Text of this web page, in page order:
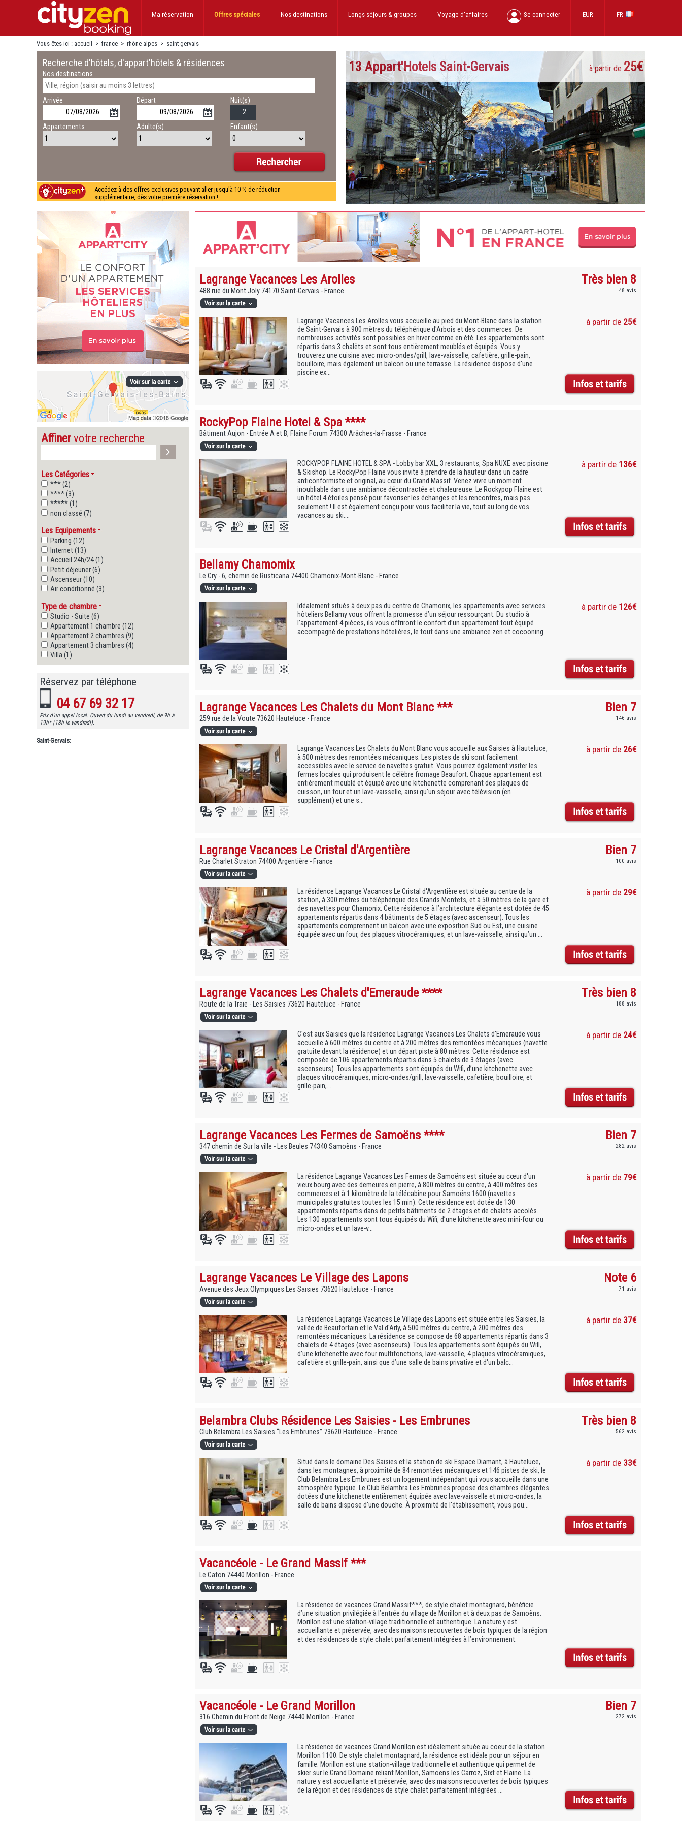
FR
EUR
Se connecter
Voyage d'affaires
Longs séjours& groupes
Nos destinations
Offres spéciales
Ma réservation
Vous êtes ici : accueil > france > rhône-alpes > saint-gervais
Recherche d'hôtels, d'appart'hôtels & résidences
Nos destinations
Arrivée Départ Nuit(s)
Appartements Adulte(s) Enfant(s)
Accédez à des offres exclusives pouvant aller jusqu'à 10 % de réduction
supplémentaire, dès votre première réservation !
13 Appart'Hotels Saint-Gervais à partir de 25€
Affinervotre recherche
Les Catégories
*** (2)
**** (3)
***** (1)
non classé (7)
Les Equipements
Parking (12)
Internet (13)
Accueil 24h/24 (1)
Petit déjeuner (6)
Ascenseur (10)
Air conditionné (3)
Type de chambre
Studio - Suite (6)
Appartement 1 chambre (12)
Appartement 2 chambres (9)
Appartement 3 chambres (4)
Villa (1)
Réservez par téléphone
04 67 69 32 17
Prix d'un appel local. Ouvert du lundi au vendredi, de 9h à
19h* (18h le vendredi).
Saint-Gervais:
Lagrange Vacances Les Arolles
488 rue du Mont Joly 74170 Saint-Gervais - France
Très bien 8
48 avis
Lagrange Vacances Les Arolles vous accueille au pied du Mont-Blanc dans la station
de Saint-Gervais à 900 mètres du téléphérique d'Arbois et des commerces. De
nombreuses activités sont possibles en hiver comme en été. Les appartements sont
répartis dans 3 chalêts et sont tous entièrement meublés et équipés. Vous y
trouverez une cuisine avec micro-ondes/grill, lave-vaisselle, cafetière, grille-pain,
bouilloire, mais également un balcon ou une terrasse. La résidence dispose d'une
piscine ex...
à partir de 25€
RockyPop Flaine Hotel & Spa ****
Bâtiment Aujon - Entrée A et B, Flaine Forum 74300 Arâches-la-Frasse - France
ROCKYPOP FLAINE HOTEL & SPA - Lobby bar XXL, 3 restaurants, Spa NUXE avec piscine
& Skishop. Le RockyPop Flaine vous invite à prendre de la hauteur dans un cadre
anticonformiste et original, au cœur du Grand Massif. Venez vivre un moment
inoubliable dans une ambiance décontractée et chaleureuse. Le Rockypop Flaine est
un hôtel 4 étoiles pensé pour favoriser les échanges et les rencontres, mais pas
seulement ! Il est également conçu pour vous faciliter la vie, tout au long de vos
vacances au ski....
à partir de 136€
Bellamy Chamomix
Le Cry - 6, chemin de Rusticana 74400 Chamonix-Mont-Blanc - France
Idéalement situés à deux pas du centre de Chamonix, les appartements avec services
hôteliers Bellamy vous offrent la promesse d’un séjour ressourçant. Du studio à
l’appartement 4 pièces, ils vous offriront le confort d’un appartement tout équipé
accompagné de prestations hôtelières, le tout dans une ambiance zen et cocooning.
à partir de 126€
Lagrange Vacances Les Chalets du Mont Blanc ***
259 rue de la Voute 73620 Hauteluce - France
Bien 7
146 avis
Lagrange Vacances Les Chalets du Mont Blanc vous accueille aux Saisies à Hauteluce,
à 500 mètres des remontées mécaniques. Les pistes de ski sont facilement
accessibles avec le service de navettes gratuit. Vous pourrez également visiter les
fermes locales qui produisent le célèbre fromage Beaufort. Chaque appartement est
entièrement meublé et équipé avec une kitchenette comprenant des plaques de
cuisson, un four et un lave-vaisselle, ainsi qu'un séjour avec télévision (en
supplément) et une s...
à partir de 26€
Lagrange Vacances Le Cristal d'Argentière
Rue Charlet Straton 74400 Argentière - France
Bien 7
100 avis
La résidence Lagrange Vacances Le Cristal d'Argentière est située au centre de la
station, à 300 mètres du téléphérique des Grands Montets, et à 50 mètres de la gare et
des navettes pour Chamonix. Cette résidence à l’architecture élégante est dotée de 45
appartements répartis dans 4 bâtiments de 5 étages (avec ascenseur). Tous les
appartements comprennent un balcon avec une exposition Sud ou Est, une cuisine
équipée avec un four, des plaques vitrocéramiques, et un lave-vaisselle, ainsi qu’un ...
à partir de 29€
Lagrange Vacances Les Chalets d'Emeraude ****
Route de la Traie - Les Saisies 73620 Hauteluce - France
Très bien 8
188 avis
C'est aux Saisies que la résidence Lagrange Vacances Les Chalets d'Emeraude vous
accueille à 600 mètres du centre et à 200 mètres des remontées mécaniques (navette
gratuite devant la résidence) et un départ piste à 80 mètres. Cette résidence est
composée de 106 appartements répartis dans 5 chalets de 3 étages (avec
ascenseurs). Tous les appartements sont équipés du Wifi, d’une kitchenette avec
plaques vitrocéramiques, micro-ondes/grill, lave-vaisselle, cafetière, bouilloire, et
grille-pain,...
à partir de 24€
Lagrange Vacances Les Fermes de Samoëns ****
347 chemin de Sur la ville - Les Beules 74340 Samoëns - France
Bien 7
282 avis
La résidence Lagrange Vacances Les Fermes de Samoëns est située au cœur d'un
vieux bourg avec des demeures en pierre, à 800 mètres du centre, à 400 mètres des
commerces et à 1 kilomètre de la télécabine pour Samoëns 1600 (navettes
municipales gratuites toutes les 15 min). Cette résidence est dotée de 130
appartements répartis dans de petits bâtiments de 2 étages et de chalets accolés.
Les 130 appartements sont tous équipés du Wifi, d’une kitchenette avec mini-four ou
micro-ondes et un lave-v...
à partir de 79€
Lagrange Vacances Le Village des Lapons
Avenue des Jeux Olympiques Les Saisies 73620 Hauteluce - France
Note 6
71 avis
La résidence Lagrange Vacances Le Village des Lapons est située entre les Saisies, la
vallée de Beaufortain et le Val d'Arly, à 500 mètres du centre, à 200 mètres des
remontées mécaniques. La résidence se compose de 68 appartements répartis dans 3
chalets de 4 étages (avec ascenseurs). Tous les appartements sont équipés du Wifi,
d’une kitchenette avec four multifonctions, lave-vaisselle, 4 plaques vitrocéramiques,
cafetière et grille-pain, ainsi que d’une salle de bains privative et d'un balc...
à partir de 37€
Belambra Clubs Résidence Les Saisies - Les Embrunes
Club Belambra Les Saisies “Les Embrunes” 73620 Hauteluce - France
Très bien 8
562 avis
Situé dans le domaine Des Saisies et la station de ski Espace Diamant, à Hauteluce,
dans les montagnes, à proximité de 84 remontées mécaniques et 146 pistes de ski, le
Club Belambra Les Embrunes est un logement indépendant qui vous accueille dans une
atmosphère typique. Le Club Belambra Les Embrunes propose des chambres élégantes
dotées d’une kitchenette entièrement équipée avec lave-vaisselle et micro-ondes, la
salle de bains dispose d'une douche. À proximité de l'établissement, vous pou...
à partir de 33€
Vacancéole - Le Grand Massif ***
Le Caton 74440 Morillon - France
La résidence de vacances Grand Massif***, de style chalet montagnard, bénéficie
d’une situation privilégiée à l’entrée du village de Morillon et à deux pas de Samoëns.
Morillon est une station-village traditionnelle et authentique. La nature y est
accueillante et préservée, avec des maisons recouvertes de bois typiques de la région
et des résidences de style chalet parfaitement intégrées à l’environnement.
Vacancéole - Le Grand Morillon
316 Chemin du Front de Neige 74440 Morillon - France
Bien 7
272 avis
La résidence de vacances Grand Morillon est idéalement située au coeur de la station
Morillon 1100. De style chalet montagnard, la résidence est idéale pour un séjour en
famille. Morillon est une station-village traditionnelle et authentique qui permet de
skier sur le Grand Domaine reliant Morillon, Samoens les Carroz, Sixt et Flaine. La
nature y est accueillante et préservée, avec des maisons recouvertes de bois typiques
de la région et des résidences de style chalet parfaitement intégrées ...